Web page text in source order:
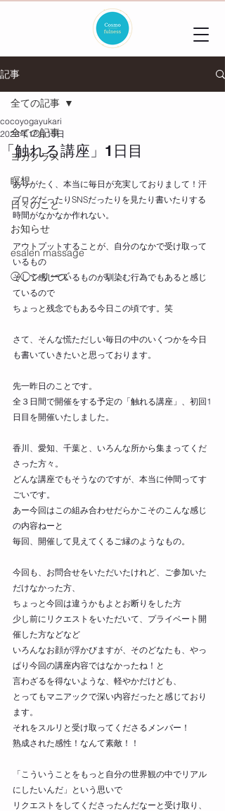
記事
全ての記事
ヨガクラス
瞑想
日々のこと
お知らせ
esalen massage
◯◯シリーズ
全ての記事
「触れる講座」1日目
cocoyogayukari
2023年12月15日
ありがたく、本当に毎日が充実しておりまして！汗
ブログだったりSNSだったりを見たり書いたりする
時間がなかなか作れない。
アウトプットすることが、自分のなかで受け取って
いるもの
そして感じているものが馴染む行為でもあると感じ
ているので
ちょっと残念でもある今日この頃です。笑
さて、そんな慌ただしい毎日の中のいくつかを今日
も書いていきたいと思っております。
先一昨日のことです。
全３日間で開催をする予定の「触れる講座」、初回1
日目を開催いたしました。
香川、愛知、千葉と、いろんな所から集まってくだ
さった方々。
どんな講座でもそうなのですが、本当に仲間ってす
ごいです。
あー今回はこの組み合わせだらかこそのこんな感じ
の内容ねーと
毎回、開催して見えてくるご縁のようなもの。
今回も、お問合せをいただいたけれど、ご参加いた
だけなかった方、
ちょっと今回は違うかもよとお断りをした方
少し前にリクエストをいただいて、プライベート開
催した方などなど
いろんなお顔が浮かびますが、そのどなたも、やっ
ぱり今回の講座内容ではなかったね！と
言わざるを得ないような、軽やかだけども、
とってもマニアックで深い内容だったと感じており
ます。
それをスルリと受け取ってくださるメンバー！
熟成された感性！なんて素敵！！
「こういうことをもっと自分の世界観の中でリアル
にしたいんだ」という思いで
リクエストをしてくださったんだなーと受け取り、